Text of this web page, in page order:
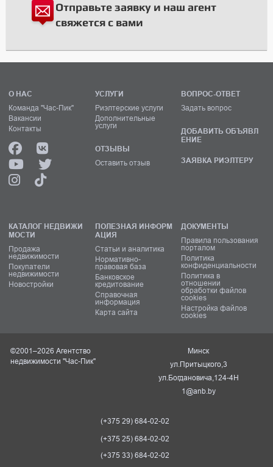
Отправьте заявку и наш агент
свяжется с вами
О НАС
Команда "Час-Пик"
Вакансии
Контакты
УСЛУГИ
Риэлтерские услуги
Дополнительные
услуги
ОТЗЫВЫ
Оставить отзыв
ВОПРОС-ОТВЕТ
Задать вопрос
ДОБАВИТЬ ОБЪЯВЛ
ЕНИЕ
ЗАЯВКА РИЭЛТЕРУ
КАТАЛОГ НЕДВИЖИ
МОСТИ
Продажа
недвижимости
Покупатели
недвижимости
Новостройки
ПОЛЕЗНАЯ ИНФОРМ
АЦИЯ
Статьи и аналитика
Нормативно-
правовая база
Банковское
кредитование
Справочная
информация
Карта сайта
ДОКУМЕНТЫ
Правила пользования
порталом
Политика
конфиденциальности
Политика в
отношении
обработки файлов
cookies
Настройка файлов
cookies
©2001–2026 Агентство
недвижимости "Час-Пик"
Минск
ул.Притыцкого,3
ул.Богдановича,124-4Н
1@anb.by
(+375 29) 684-02-02
(+375 25) 684-02-02
(+375 33) 684-02-02